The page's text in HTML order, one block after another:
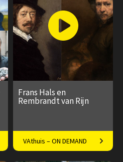
Speeltijd 1 uur
Frans Hals en
Rembrandt van Rijn
VAthuis – ON DEMAND